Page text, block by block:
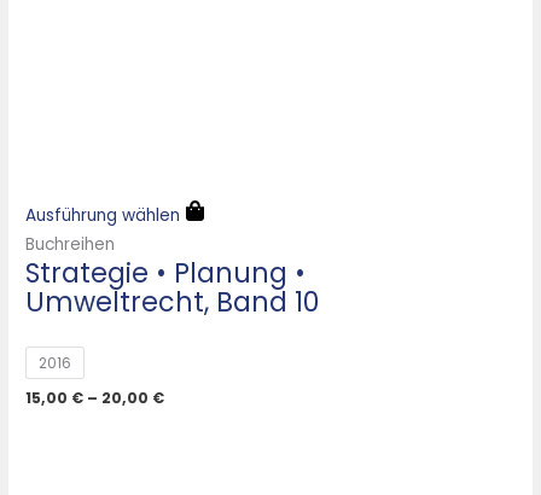
Ausführung wählen
Buchreihen
Strategie • Planung •
Umweltrecht, Band 10
2016
15,00 € – 20,00 €